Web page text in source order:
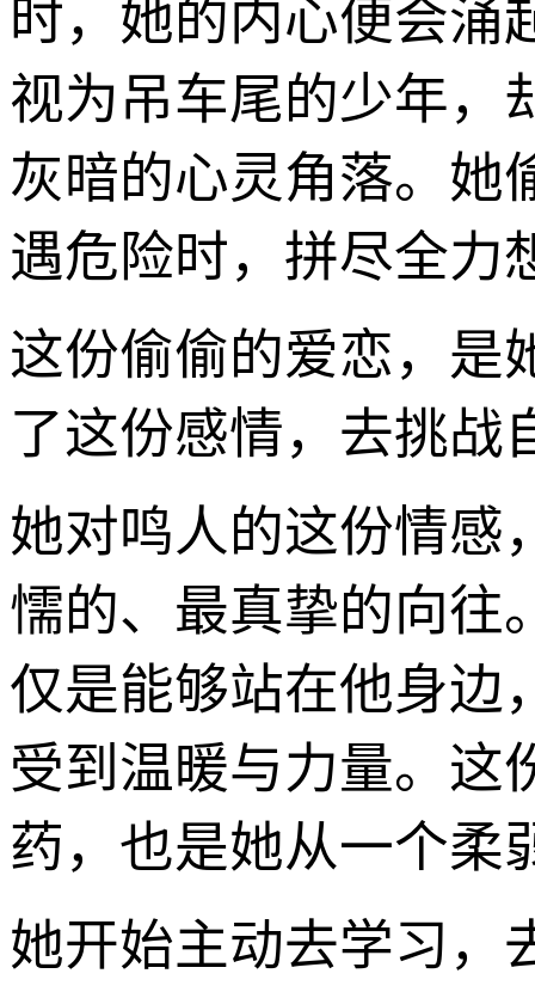
时，她的内心便会涌
视为吊车尾的少年，
灰暗的心灵角落。她
遇危险时，拼尽全力
这份偷偷的爱恋，是
了这份感情，去挑战
她对鸣人的这份情感
懦的、最真挚的向往
仅是能够站在他身边
受到温暖与力量。这
药，也是她从一个柔
她开始主动去学习，